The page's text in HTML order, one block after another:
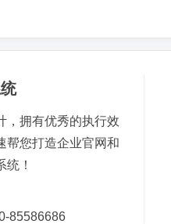
，拥有优秀的执行效
帮您打造企业官网和
！
85586686